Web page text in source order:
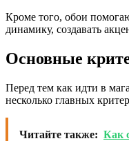
Кроме того, обои
динамику, создавать
Основные
Перед тем как идти в
несколько главных
Читайте также: Как